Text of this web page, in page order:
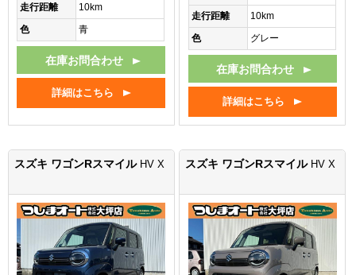
走行距離
10km
色
青
在庫お問合わせ
詳細はこちら
走行距離
10km
色
グレー
在庫お問合わせ
詳細はこちら
スズキ ワゴンRスマイル HV X スズキ ワゴンRスマイル HV X